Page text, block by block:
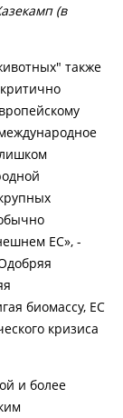
(в
также
ЕС», -
биомассу, ЕС
кризиса
и более